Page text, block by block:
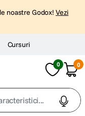
noastre Godox! Vezi
Cursuri
0 0